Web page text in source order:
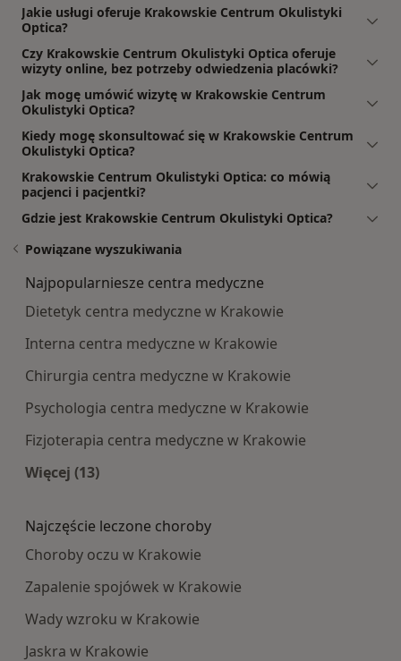
Jakie usługi oferuje Krakowskie Centrum Okulistyki
Optica?
Czy Krakowskie Centrum Okulistyki Optica oferuje
wizyty online, bez potrzeby odwiedzenia placówki?
Jak mogę umówić wizytę w Krakowskie Centrum
Okulistyki Optica?
Kiedy mogę skonsultować się w Krakowskie Centrum
Okulistyki Optica?
Krakowskie Centrum Okulistyki Optica: co mówią
pacjenci i pacjentki?
Gdzie jest Krakowskie Centrum Okulistyki Optica?
Powiązane wyszukiwania
Najpopularniesze centra medyczne
Dietetyk centra medyczne w Krakowie
Interna centra medyczne w Krakowie
Chirurgia centra medyczne w Krakowie
Psychologia centra medyczne w Krakowie
Fizjoterapia centra medyczne w Krakowie
Więcej (13)
Najczęście leczone choroby
Choroby oczu w Krakowie
Zapalenie spojówek w Krakowie
Wady wzroku w Krakowie
Jaskra w Krakowie